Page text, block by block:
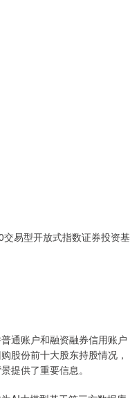
易型开放式指数证券投资基
通账户和融资融券信用账户
股份前十大股东持股情况，
提供了重要信息。